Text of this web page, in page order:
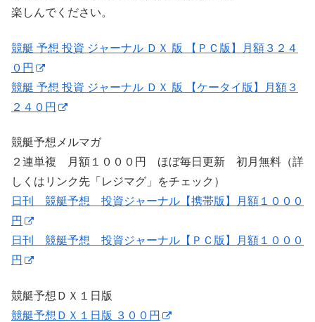
楽しんでください。
競艇 予想 投資 ジャーナル ＤＸ 版 【ＰＣ版】月額３２４
０円
競艇 予想 投資 ジャーナル ＤＸ 版 【ケータイ版】月額３
２４０円
競艇予想メルマガ
２連単複 月額１０００円 ほぼ毎日更新 初月無料（詳
しくはリンク先「レジマグ」をチェック）
日刊 競艇予想 投資ジャーナル【携帯版】月額１０００
円
日刊 競艇予想 投資ジャーナル【ＰＣ版】月額１０００
円
競艇予想ＤＸ１日版
競艇予想ＤＸ１日版 ３００円